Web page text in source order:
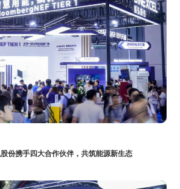
份携手四大合作伙伴，共筑能源新生态